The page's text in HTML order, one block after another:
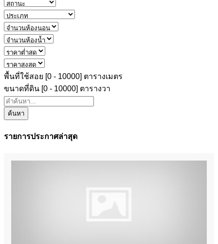
พื้นที่ใช้สอย [0 - 10000] ตารางเมตร
ขนาดที่ดิน [0 - 10000] ตารางวา
ค้นหา
รายการประกาศล่าสุด